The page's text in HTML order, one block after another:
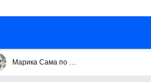
Марика Сама по себе